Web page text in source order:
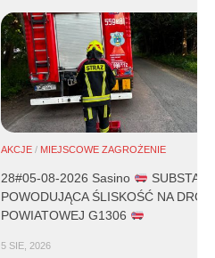
AKCJE / MIEJSCOWE ZAGROŻENIE
28#05-08-2026 Sasino
POWODUJĄCA ŚLISKOŚĆ NA
POWIATOWEJ G1306
5 SIE, 2026